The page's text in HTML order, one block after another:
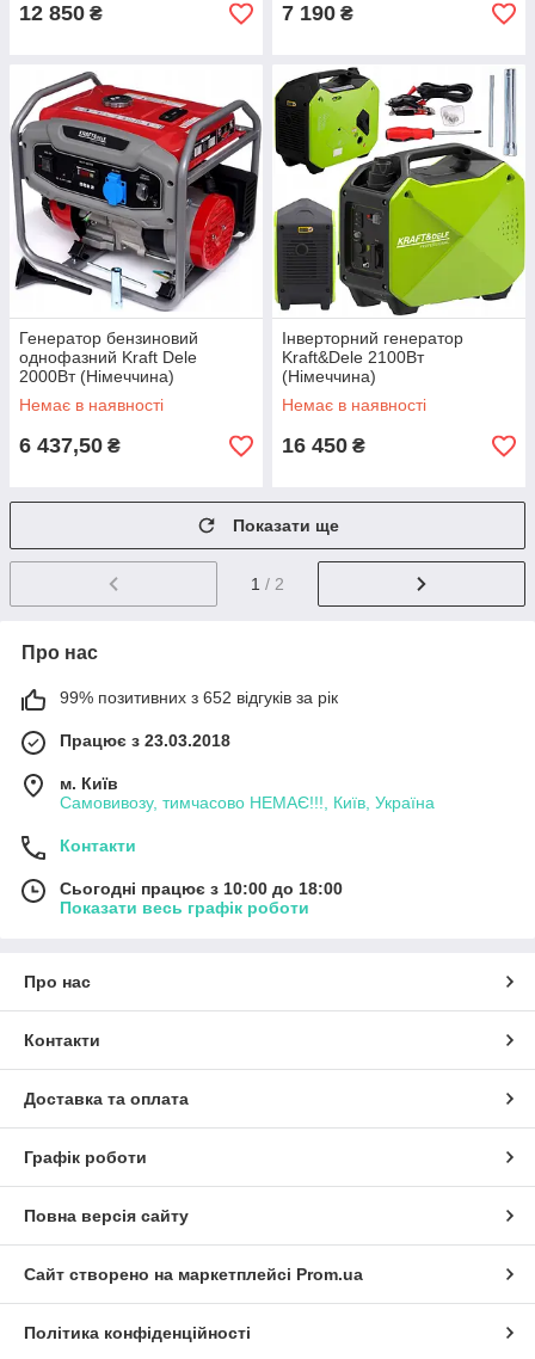
12 850 ₴ 7 190 ₴
Генератор бензиновий
однофазний Kraft Dele
2000Вт (Німеччина)
Немає в наявності
6 437,50 ₴
Інверторний генератор
Kraft&Dele 2100Вт
(Німеччина)
Немає в наявності
16 450 ₴
Показати ще
1 / 2
Про нас
99% позитивних з 652 відгуків за рік
Працює з 23.03.2018
м. Київ
Самовивозу, тимчасово НЕМАЄ!!!, Київ, Україна
Контакти
Сьогодні працює з 10:00 до 18:00
Показати весь графік роботи
Про нас
Контакти
Доставка та оплата
Графік роботи
Повна версія сайту
Сайт створено на маркетплейсі Prom.ua
Політика конфіденційності